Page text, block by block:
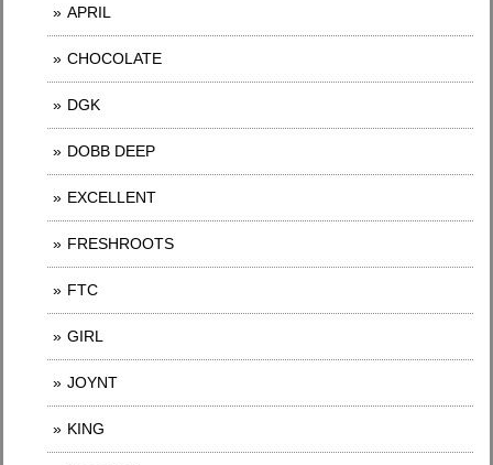
APRIL
CHOCOLATE
DGK
DOBB DEEP
EXCELLENT
FRESHROOTS
FTC
GIRL
JOYNT
KING